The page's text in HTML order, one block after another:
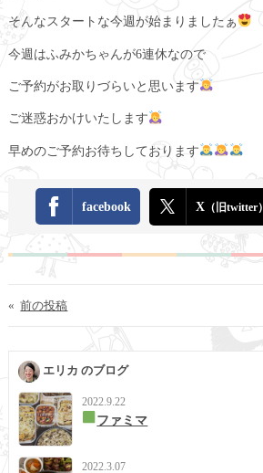
そんなスタートな今週が始まりましたぁ
今週はふみかちゃんが6連休なので
ご予約がお取りづらいと思います
ご迷惑おかけいたします
早めのご予約お待ちしております
facebook X（旧twitter）
« 前の投稿
エリカ のブログ
2022.9.22
ファミマ
2022.3.07